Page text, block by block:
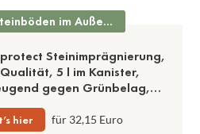
Optimal für poröse Steinböden im Außenbereich
Steinimprägnierung,
5 l im Kanister,
gegen Grünbelag,
und Moos, reicht für 40 bis
hier
für 32,15 Euro